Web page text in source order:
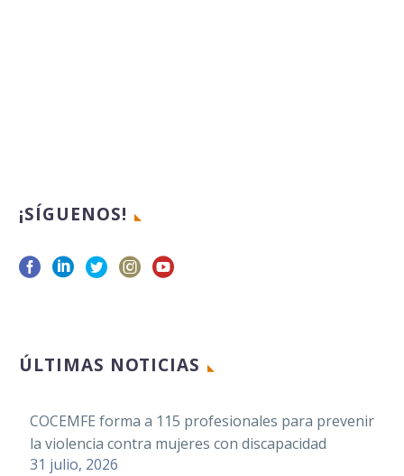
¡SÍGUENOS!
ÚLTIMAS NOTICIAS
COCEMFE forma a 115 profesionales para prevenir
la violencia contra mujeres con discapacidad
31 julio, 2026